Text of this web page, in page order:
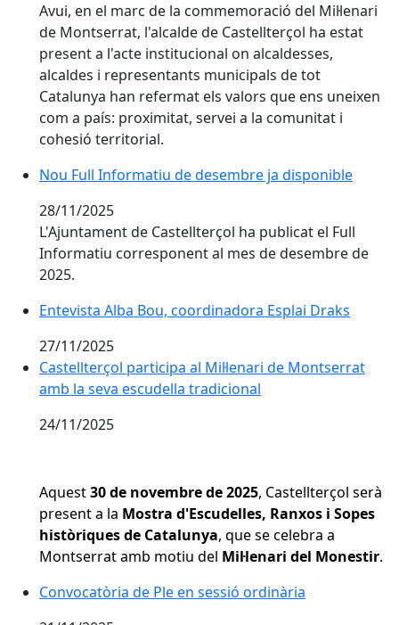
Avui, en el marc de la commemoració del Mil·lenari
de Montserrat, l'alcalde de Castellterçol ha estat
present a l'acte institucional on alcaldesses,
alcaldes i representants municipals de tot
Catalunya han refermat els valors que ens uneixen
com a país: proximitat, servei a la comunitat i
cohesió territorial.
Nou Full Informatiu de desembre ja disponible
Nou Full Informatiu de desembre ja disponible
28/11/2025
L'Ajuntament de Castellterçol ha publicat el Full
Informatiu corresponent al mes de desembre de
2025.
Entevista Alba Bou, coordinadora Esplai Draks
Entevista Alba Bou, coordinadora Esplai Draks
27/11/2025
Castellterçol participa al Mil·lenari de Montserrat
Castellterçol participa al Mil·lenari de Montserrat
amb la seva escudella tradicional
24/11/2025
Aquest30 de novembre de 2025, Castellterçol serà
present a la Mostra d'Escudelles, Ranxos i Sopes
històriques de Catalunya, que se celebra a
Montserrat amb motiu del Mil·lenari del Monestir.
Convocatòria de Ple en sessió ordinària
Convocatòria de Ple en sessió ordinària